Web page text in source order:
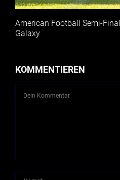
American Football Semi-
Galaxy
KOMMENTIEREN